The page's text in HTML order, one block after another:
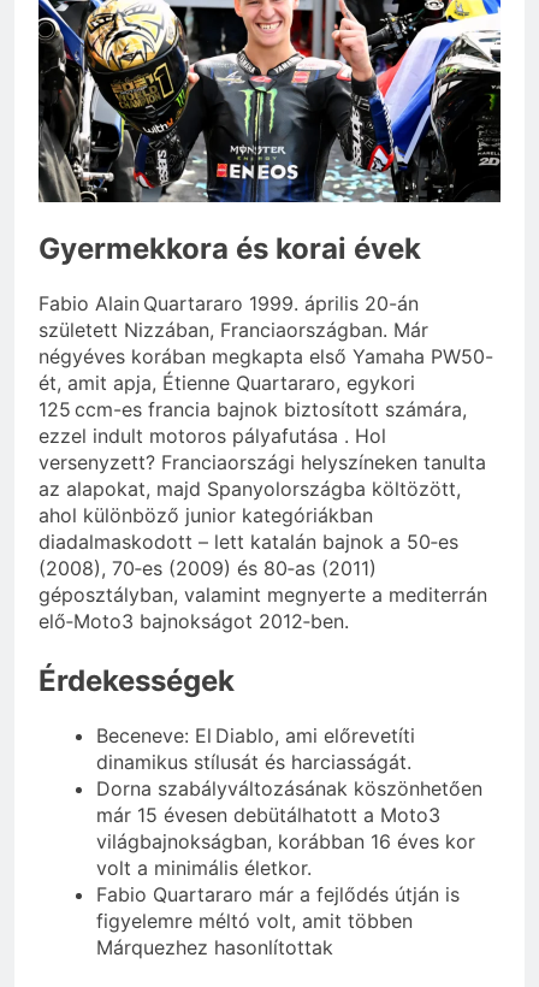
Gyermekkora és korai évek
Fabio Alain Quartararo 1999. április 20-án
született Nizzában, Franciaországban. Már
négyéves korában megkapta első Yamaha PW50-
ét, amit apja, Étienne Quartararo, egykori
125 ccm-es francia bajnok biztosított számára,
ezzel indult motoros pályafutása . Hol
versenyzett? Franciaországi helyszíneken tanulta
az alapokat, majd Spanyolországba költözött,
ahol különböző junior kategóriákban
diadalmaskodott – lett katalán bajnok a 50‑es
(2008), 70‑es (2009) és 80‑as (2011)
géposztályban, valamint megnyerte a mediterrán
elő‑Moto3 bajnokságot 2012‑ben.
Érdekességek
Beceneve: El Diablo, ami előrevetíti
dinamikus stílusát és harciasságát.
Dorna szabályváltozásának köszönhetően
már 15 évesen debütálhatott a Moto3
világbajnokságban, korábban 16 éves kor
volt a minimális életkor.
Fabio Quartararo már a fejlődés útján is
figyelemre méltó volt, amit többen
Márquezhez hasonlítottak